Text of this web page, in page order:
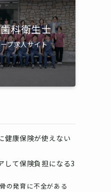
科衛生士
プ求人サイト
健康保険が使えない
して保険負担になる3
の発育に不全がある